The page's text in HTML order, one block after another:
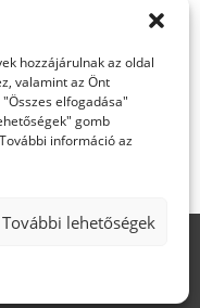
hozzájárulnak az oldal
valamint az Önt
elfogadása"
gomb
információ az
További lehetőségek